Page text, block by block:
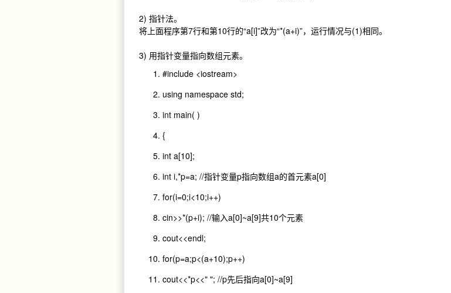
2) 指针法。
将上面程序第7行和第10行的“a[i]”改为“*(a+i)”，运行情况与(1)相同。
3) 用指针变量指向数组元素。
#include <iostream>
using namespace std;
int main( )
{
int a[10];
int i,*p=a; //指针变量p指向数组a的首元素a[0]
for(i=0;i<10;i++)
cin>>*(p+i); //输入a[0]~a[9]共10个元素
cout<<endl;
for(p=a;p<(a+10);p++)
cout<<*p<<" "; //p先后指向a[0]~a[9]